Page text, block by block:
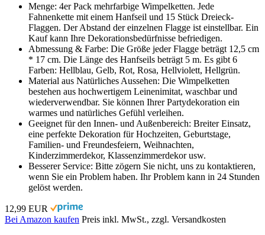
Menge: 4er Pack mehrfarbige Wimpelketten. Jede
Fahnenkette mit einem Hanfseil und 15 Stück Dreieck-
Flaggen. Der Abstand der einzelnen Flagge ist einstellbar. Ein
Kauf kann Ihre Dekorationsbedürfnisse befriedigen.
Abmessung & Farbe: Die Größe jeder Flagge beträgt 12,5 cm
* 17 cm. Die Länge des Hanfseils beträgt 5 m. Es gibt 6
Farben: Hellblau, Gelb, Rot, Rosa, Hellviolett, Hellgrün.
Material aus Natürliches Aussehen: Die Wimpelketten
bestehen aus hochwertigem Leinenimitat, waschbar und
wiederverwendbar. Sie können Ihrer Partydekoration ein
warmes und natürliches Gefühl verleihen.
Geeignet für den Innen- und Außenbereich: Breiter Einsatz,
eine perfekte Dekoration für Hochzeiten, Geburtstage,
Familien- und Freundesfeiern, Weihnachten,
Kinderzimmerdekor, Klassenzimmerdekor usw.
Besserer Service: Bitte zögern Sie nicht, uns zu kontaktieren,
wenn Sie ein Problem haben. Ihr Problem kann in 24 Stunden
gelöst werden.
12,99 EUR
Bei Amazon kaufen Preis inkl. MwSt., zzgl. Versandkosten